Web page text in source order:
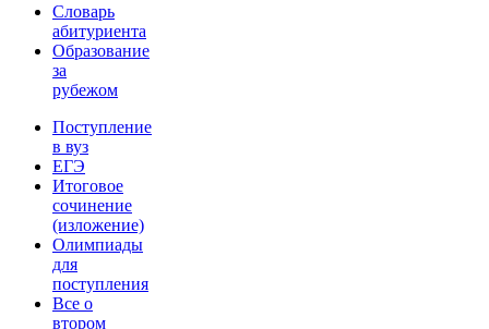
Словарь
абитуриента
Образование
за
рубежом
Поступление
в вуз
ЕГЭ
Итоговое
сочинение
(изложение)
Олимпиады
для
поступления
Все о
втором